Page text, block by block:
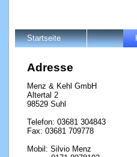
Startseite
Adresse
Menz & Kehl GmbH
Altertal 2
98529 Suhl
Telefon: 03681 304843
Fax: 03681 709778
Mobil: Silvio Menz